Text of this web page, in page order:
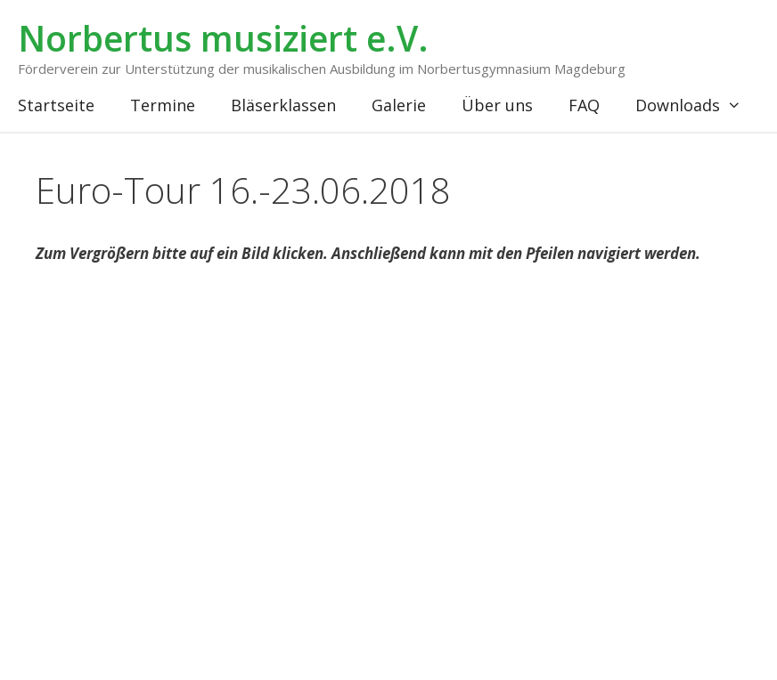
Inhalt
springen
Norbertus musiziert e.V.
Förderverein zur Unterstützung der musikalischen Ausbildung im Norbertusgymnasium Magdeburg
Startseite Termine Bläserklassen Galerie Über uns FAQ Downloads
Euro-Tour 16.-23.06.2018
Zum Vergrößern bitte auf ein Bild klicken. Anschließend kann mit den Pfeilen navigiert werden.